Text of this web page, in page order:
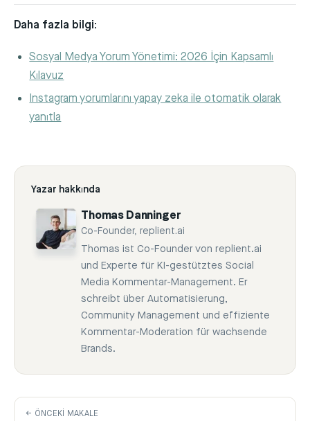
Daha fazla bilgi:
Sosyal Medya Yorum Yönetimi: 2026 İçin Kapsamlı
Kılavuz
Instagram yorumlarını yapay zeka ile otomatik olarak
yanıtla
Yazar hakkında
Thomas Danninger
Co-Founder, replient.ai
Thomas ist Co-Founder von replient.ai
und Experte für KI-gestütztes Social
Media Kommentar-Management. Er
schreibt über Automatisierung,
Community Management und effiziente
Kommentar-Moderation für wachsende
Brands.
← ÖNCEKI MAKALE